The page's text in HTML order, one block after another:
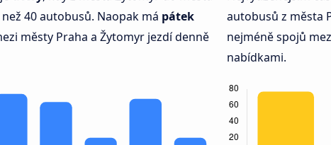
40 autobusů. Naopak má pátek
městy Praha a Žytomyr jezdí denně
autobusů z města
nejméně spojů
nabídkami.